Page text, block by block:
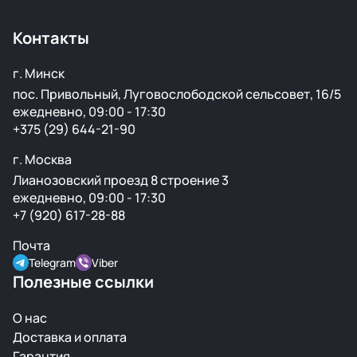
Контакты
г. Минск
пос. Привольный, Луговослободской сельсовет, 16/5
ежедневно, 09:00 - 17:30
+375 (29) 644-21-90
г. Москва
Лианозовский проезд 8 строение 3
ежедневно, 09:00 - 17:30
+7 (920) 617-28-88
Почта
Telegram Viber
Полезные ссылки
О нас
Доставка и оплата